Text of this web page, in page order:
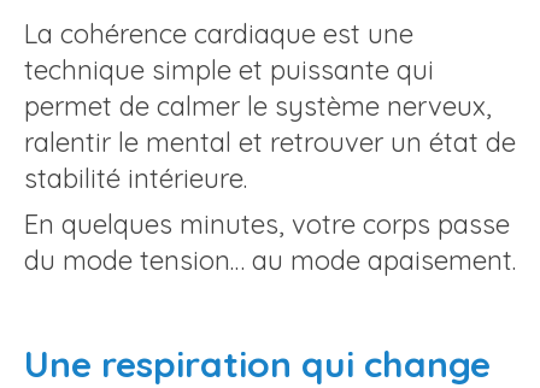
La cohérence cardiaque est une
technique simple et puissante qui
permet de calmer le système nerveux,
ralentir le mental et retrouver un état de
stabilité intérieure.
En quelques minutes, votre corps passe
du mode tension… au mode apaisement.
Une respiration qui change